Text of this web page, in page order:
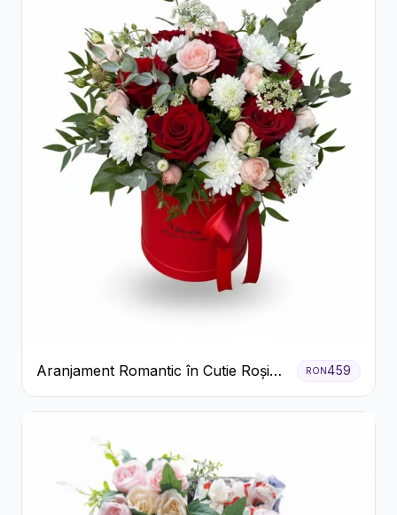
Aranjament Romantic în Cutie Roșie
cu Trandafiri și Crizanteme
RON459